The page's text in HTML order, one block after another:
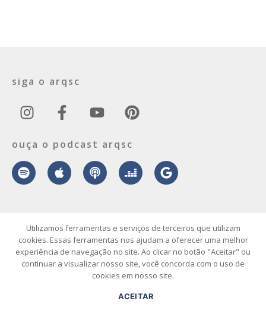
siga o arqsc
ouça o podcast arqsc
© 2026 ArqSC – Portal de Arquitetura, Interiores, Design e Arte de
Santa Catarina – Todos os Direitos Reservados.
sobre contato envie seu projeto publicidade vídeo podcast
Utilizamos ferramentas e serviços de terceiros que utilizam
cookies. Essas ferramentas nos ajudam a oferecer uma melhor
experiência de navegação no site. Ao clicar no botão "Aceitar" ou
continuar a visualizar nosso site, você concorda com o uso de
cookies em nosso site.
ACEITAR